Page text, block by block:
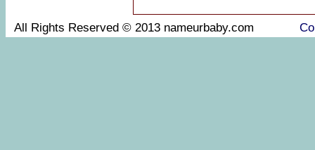
All Rights Reserved © 2013 nameurbaby.com